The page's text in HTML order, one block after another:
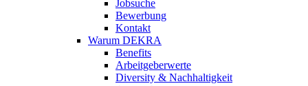
Jobsuche
Bewerbung
Kontakt
Warum DEKRA
Benefits
Arbeitgeberwerte
Diversity & Nachhaltigkeit